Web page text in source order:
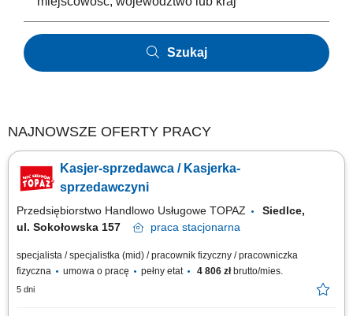
Szukaj
NAJNOWSZE OFERTY PRACY
Kasjer-sprzedawca / Kasjerka-
sprzedawczyni
Przedsiębiorstwo Handlowo Usługowe TOPAZ
Siedlce,
ul. Sokołowska 157
praca stacjonarna
specjalista / specjalistka (mid) / pracownik fizyczny / pracowniczka
fizyczna
umowa o pracę pełny etat 4 806 złbrutto/mies.
5 dni